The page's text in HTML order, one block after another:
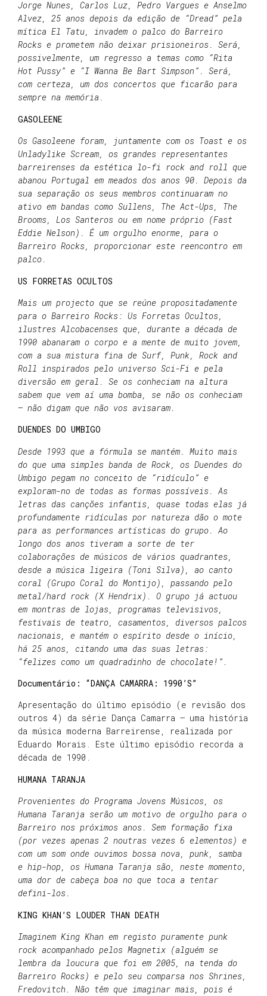
Jorge Nunes, Carlos Luz, Pedro Vargues e Anselmo
Alvez, 25 anos depois da edição de “Dread” pela
mítica El Tatu, invadem o palco do Barreiro
Rocks e prometem não deixar prisioneiros. Será,
possivelmente, um regresso a temas como “Rita
Hot Pussy” e “I Wanna Be Bart Simpson”. Será,
com certeza, um dos concertos que ficarão para
sempre na memória.
GASOLEENE
Os Gasoleene foram, juntamente com os Toast e os
Unladylike Scream, os grandes representantes
barreirenses da estética lo-fi rock and roll que
abanou Portugal em meados dos anos 90. Depois da
sua separação os seus membros continuaram no
ativo em bandas como Sullens, The Act-Ups, The
Brooms, Los Santeros ou em nome próprio (Fast
Eddie Nelson). É um orgulho enorme, para o
Barreiro Rocks, proporcionar este reencontro em
palco.
US FORRETAS OCULTOS
Mais um projecto que se reúne propositadamente
para o Barreiro Rocks: Us Forretas Ocultos,
ilustres Alcobacenses que, durante a década de
1990 abanaram o corpo e a mente de muito jovem,
com a sua mistura fina de Surf, Punk, Rock and
Roll inspirados pelo universo Sci-Fi e pela
diversão em geral. Se os conheciam na altura
sabem que vem aí uma bomba, se não os conheciam
– não digam que não vos avisaram.
DUENDES DO UMBIGO
Desde 1993 que a fórmula se mantém. Muito mais
do que uma simples banda de Rock, os Duendes do
Umbigo pegam no conceito de “ridículo” e
exploram-no de todas as formas possíveis. As
letras das canções infantis, quase todas elas já
profundamente ridículas por natureza dão o mote
para as performances artísticas do grupo. Ao
longo dos anos tiveram a sorte de ter
colaborações de músicos de vários quadrantes,
desde a música ligeira (Toni Silva), ao canto
coral (Grupo Coral do Montijo), passando pelo
metal/hard rock (X Hendrix). O grupo já actuou
em montras de lojas, programas televisivos,
festivais de teatro, casamentos, diversos palcos
nacionais, e mantém o espírito desde o início,
há 25 anos, citando uma das suas letras:
“felizes como um quadradinho de chocolate!”.
Documentário: “DANÇA CAMARRA: 1990’S”
Apresentação do último episódio (e revisão dos
outros 4) da série Dança Camarra – uma história
da música moderna Barreirense, realizada por
Eduardo Morais. Este último episódio recorda a
década de 1990.
HUMANA TARANJA
Provenientes do Programa Jovens Músicos, os
Humana Taranja serão um motivo de orgulho para o
Barreiro nos próximos anos. Sem formação fixa
(por vezes apenas 2 noutras vezes 6 elementos) e
com um som onde ouvimos bossa nova, punk, samba
e hip-hop, os Humana Taranja são, neste momento,
uma dor de cabeça boa no que toca a tentar
defini-los.
KING KHAN’S LOUDER THAN DEATH
Imaginem King Khan em registo puramente punk
rock acompanhado pelos Magnetix (alguém se
lembra da loucura que foi em 2005, na tenda do
Barreiro Rocks) e pelo seu comparsa nos Shrines,
Fredovitch. Não têm que imaginar mais, pois é